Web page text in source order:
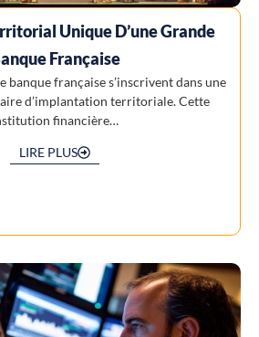
Unique D’une Grande
Française
banque française s’inscrivent dans une
d’implantation territoriale. Cette
financière…
LIRE PLUS